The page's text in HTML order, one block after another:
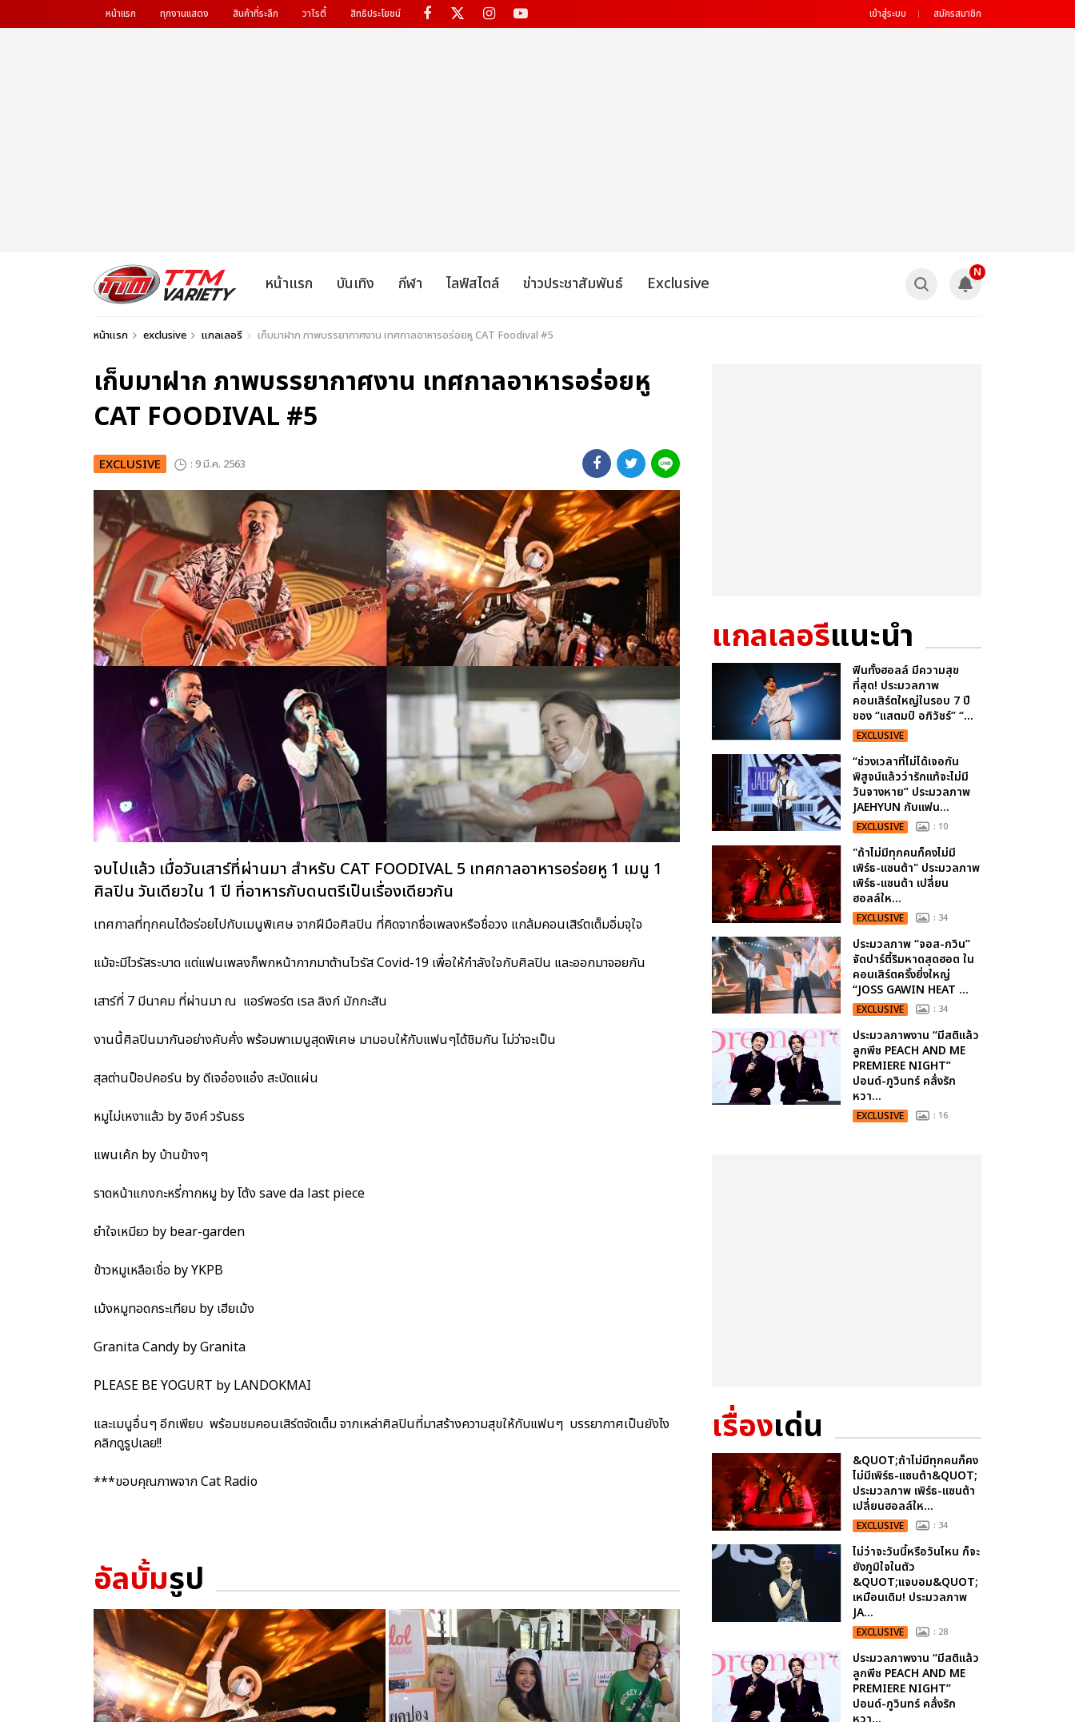
หน้าแรก ทุกงานแสดง สินค้าที่ระลึก วาไรตี้ สิทธิประโยชน์ เข้าสู่ระบบ สมัครสมาชิก
หน้าแรก บันเทิง กีฬา ไลฟ์สไตล์ ข่าวประชาสัมพันธ์ Exclusive
N
หน้าแรก exclusive แกลเลอรี เก็บมาฝาก ภาพบรรยากาศงาน เทศกาลอาหารอร่อยหู CAT Foodival #5
เก็บมาฝาก ภาพบรรยากาศงาน เทศกาลอาหารอร่อยหู
CAT FOODIVAL #5
EXCLUSIVE : 9 มี.ค. 2563
จบไปแล้ว เมื่อวันเสาร์ที่ผ่านมา สำหรับ CAT FOODIVAL 5 เทศกาลอาหารอร่อยหู 1 เมนู 1
ศิลปิน วันเดียวใน 1 ปี ที่อาหารกับดนตรีเป็นเรื่องเดียวกัน
เทศกาลที่ทุกคนได้อร่อยไปกับเมนูพิเศษ จากฝีมือศิลปิน ที่คิดจากชื่อเพลงหรือชื่อวง แกล้มคอนเสิร์ตเต็มอิ่มจุใจ
แม้จะมีไวรัสระบาด แต่แฟนเพลงก็พกหน้ากากมาต้านไวรัส Covid-19 เพื่อให้กำลังใจกับศิลปิน และออกมาจอยกัน
เสาร์ที่ 7 มีนาคม ที่ผ่านมา ณ แอร์พอร์ต เรล ลิงก์ มักกะสัน
งานนี้ศิลปินมากันอย่างคับคั่ง พร้อมพาเมนูสุดพิเศษ มามอบให้กับแฟนๆได้ชิมกัน ไม่ว่าจะเป็น
สุลต่านป็อปคอร์น by ดีเจอ๋องแอ๋ง สะบัดแผ่น
หมูไม่เหงาแล้ว by อิงค์ วรันธร
แพนเค้ก by บ้านข้างๆ
ราดหน้าแกงกะหรี่กากหมู by โต้ง save da last piece
ยำใจเหมียว by bear-garden
ข้าวหมูเหลือเชื่อ by YKPB
เม้งหมูทอดกระเทียม by เฮียเม้ง
Granita Candy by Granita
PLEASE BE YOGURT by LANDOKMAI
และเมนูอื่นๆ อีกเพียบ พร้อมชมคอนเสิร์ตจัดเต็ม จากเหล่าศิลปินที่มาสร้างความสุขให้กับแฟนๆ บรรยากาศเป็นยังไง
คลิกดูรูปเลย!!
***ขอบคุณภาพจาก Cat Radio
อัลบั้มรูป
แกลเลอรีแนะนำ
ฟินทั้งฮอลล์ มีความสุข
ที่สุด! ประมวลภาพ
คอนเสิร์ตใหญ่ในรอบ 7 ปี
ของ “แสตมป์ อภิวัชร์” “...
EXCLUSIVE
“ช่วงเวลาที่ไม่ได้เจอกัน
พิสูจน์แล้วว่ารักแท้จะไม่มี
วันจางหาย” ประมวลภาพ
JAEHYUN กับแฟน...
EXCLUSIVE : 10
"ถ้าไม่มีทุกคนก็คงไม่มี
เพิร์ธ-แซนต้า" ประมวลภาพ
เพิร์ธ-แซนต้า เปลี่ยน
ฮอลล์ให...
EXCLUSIVE : 34
ประมวลภาพ “จอส-กวิน”
จัดปาร์ตี้ริมหาดสุดฮอต ใน
คอนเสิร์ตครั้งยิ่งใหญ่
“JOSS GAWIN HEAT ...
EXCLUSIVE : 34
ประมวลภาพงาน “มีสติแล้ว
ลูกพีช PEACH AND ME
PREMIERE NIGHT”
ปอนด์-ภูวินทร์ คลั่งรัก
หวา...
EXCLUSIVE : 16
เรื่องเด่น
&QUOT;ถ้าไม่มีทุกคนก็คง
ไม่มีเพิร์ธ-แซนต้า&QUOT;
ประมวลภาพ เพิร์ธ-แซนต้า
เปลี่ยนฮอลล์ให...
EXCLUSIVE : 34
ไม่ว่าจะวันนี้หรือวันไหน ก็จะ
ยังภูมิใจในตัว
&QUOT;แจบอม&QUOT;
เหมือนเดิม! ประมวลภาพ
JA...
EXCLUSIVE : 28
ประมวลภาพงาน “มีสติแล้ว
ลูกพีช PEACH AND ME
PREMIERE NIGHT”
ปอนด์-ภูวินทร์ คลั่งรัก